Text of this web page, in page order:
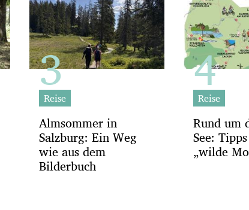
Reise
Almsommer in
Salzburg: Ein Weg
wie aus dem
Bilderbuch
Reise
Rund um
See:
„wilde